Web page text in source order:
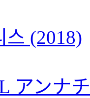
스 (2018)
アンナ